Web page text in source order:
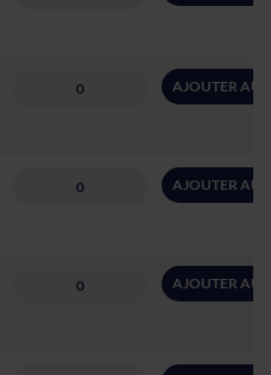
AJOUTER AU
AJOUTER AU
AJOUTER AU